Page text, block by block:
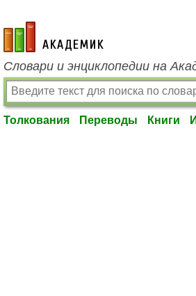
academic.ru
Словари и энциклопедии на
Толкования Переводы Книги